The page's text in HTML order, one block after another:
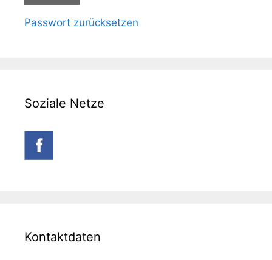
Passwort zurücksetzen
Soziale Netze
Kontaktdaten